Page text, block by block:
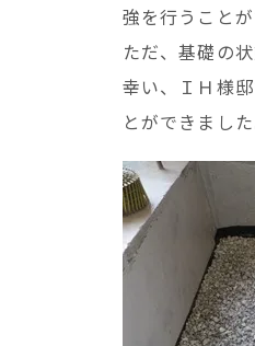
強を行うことが
ただ、基礎の
幸い、ＩＨ様
とができました